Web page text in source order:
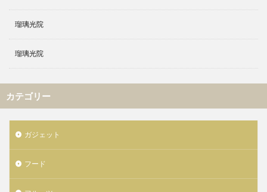
瑠璃光院
瑠璃光院
カテゴリー
ガジェット
フード